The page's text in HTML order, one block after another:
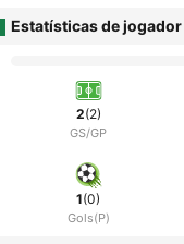
Estatísticas de jogador
2(2)
GS/GP
1(0)
Gols(P)